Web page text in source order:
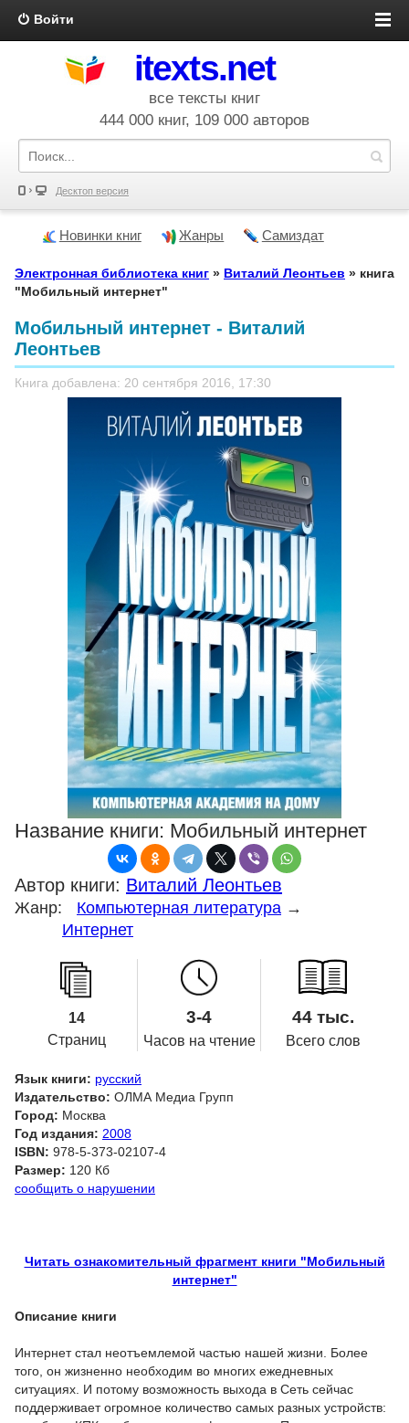
Войти
itexts.net
все тексты книг
444 000 книг, 109 000 авторов
Десктоп версия
Новинки книг Жанры Самиздат
Электронная библиотека книг » Виталий Леонтьев » книга
"Мобильный интернет"
Мобильный интернет - Виталий
Леонтьев
Книга добавлена: 20 сентября 2016, 17:30
Название книги: Мобильный интернет
Автор книги: Виталий Леонтьев
Жанр: Компьютерная литература →
Интернет
14
Страниц
3-4
Часов на чтение
44 тыс.
Всего слов
Язык книги: русский
Издательство: ОЛМА Медиа Групп
Город: Москва
Год издания: 2008
ISBN: 978-5-373-02107-4
Размер: 120 Кб
сообщить о нарушении
Читать ознакомительный фрагмент книги "Мобильный
интернет"
Описание книги
Интернет стал неотъемлемой частью нашей жизни. Более
того, он жизненно необходим во многих ежедневных
ситуациях. И потому возможность выхода в Сеть сейчас
поддерживает огромное количество самых разных устройств: